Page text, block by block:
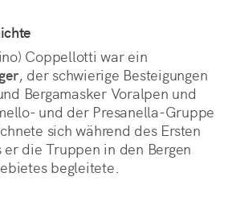
Coppellotti war ein
, der schwierige Besteigungen
Bergamasker Voralpen und
und der Presanella-Gruppe
sich während des Ersten
die Truppen in den Bergen
begleitete.